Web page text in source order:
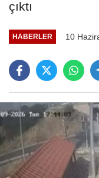
çıktı
HABERLER 10